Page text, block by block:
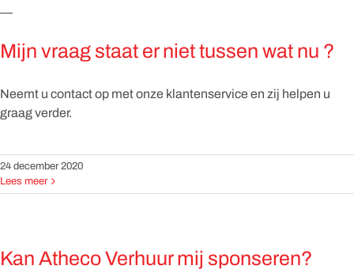
—
Mijn vraag staat er niet tussen wat nu ?
Neemt u contact op met onze klantenservice en zij helpen u
graag verder.
24 december 2020
Lees meer
Kan Atheco Verhuur mij sponseren?